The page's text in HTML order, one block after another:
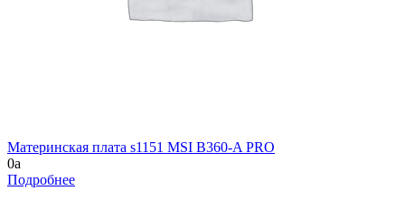
Материнская плата s1151 MSI B360-A PRO
0a
Подробнее